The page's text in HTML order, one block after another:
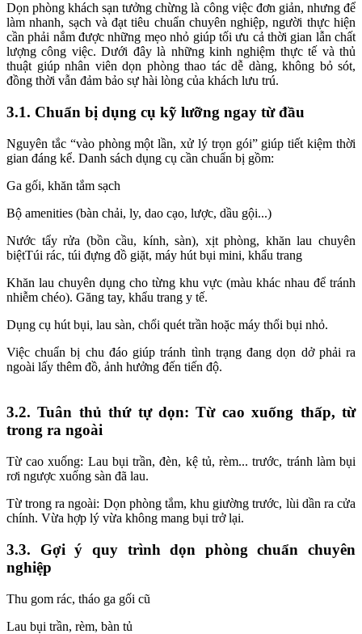
Dọn phòng khách sạn tưởng chừng là công việc đơn giản, nhưng để
làm nhanh, sạch và đạt tiêu chuẩn chuyên nghiệp, người thực hiện
cần phải nắm được những mẹo nhỏ giúp tối ưu cả thời gian lẫn chất
lượng công việc. Dưới đây là những kinh nghiệm thực tế và thủ
thuật giúp nhân viên dọn phòng thao tác dễ dàng, không bỏ sót,
đồng thời vẫn đảm bảo sự hài lòng của khách lưu trú.
3.1. Chuẩn bị dụng cụ kỹ lưỡng ngay từ đầu
Nguyên tắc “vào phòng một lần, xử lý trọn gói” giúp tiết kiệm thời
gian đáng kể. Danh sách dụng cụ cần chuẩn bị gồm:
Ga gối, khăn tắm sạch
Bộ amenities (bàn chải, ly, dao cạo, lược, dầu gội...)
Nước tẩy rửa (bồn cầu, kính, sàn), xịt phòng, khăn lau chuyên
biệtTúi rác, túi đựng đồ giặt, máy hút bụi mini, khẩu trang
Khăn lau chuyên dụng cho từng khu vực (màu khác nhau để tránh
nhiễm chéo). Găng tay, khẩu trang y tế.
Dụng cụ hút bụi, lau sàn, chổi quét trần hoặc máy thổi bụi nhỏ.
Việc chuẩn bị chu đáo giúp tránh tình trạng đang dọn dở phải ra
ngoài lấy thêm đồ, ảnh hưởng đến tiến độ.
3.2. Tuân thủ thứ tự dọn: Từ cao xuống thấp, từ
trong ra ngoài
Từ cao xuống: Lau bụi trần, đèn, kệ tủ, rèm... trước, tránh làm bụi
rơi ngược xuống sàn đã lau.
Từ trong ra ngoài: Dọn phòng tắm, khu giường trước, lùi dần ra cửa
chính. Vừa hợp lý vừa không mang bụi trở lại.
3.3. Gợi ý quy trình dọn phòng chuẩn chuyên
nghiệp
Thu gom rác, tháo ga gối cũ
Lau bụi trần, rèm, bàn tủ